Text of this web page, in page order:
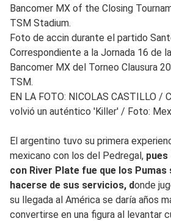
Bancomer MX of the Closing
TSM Stadium.
Foto de accin durante el partido
Correspondiente a la Jornada 16 de
Bancomer MX del Torneo Clausura
TSM.
EN LA FOTO: NICOLAS CASTILLO /
volvió un auténtico 'Killer' / Foto:
El argentino tuvo su primera
mexicano con los del Pedregal, pues
con River Plate fue que los
hacerse de sus servicios, donde
su llegada al América se daría años
convertirse en una figura al levantar